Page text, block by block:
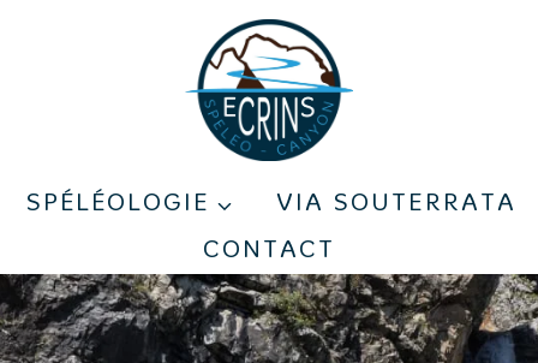
SPÉLÉOLOGIE VIA SOUTERRATA
CONTACT